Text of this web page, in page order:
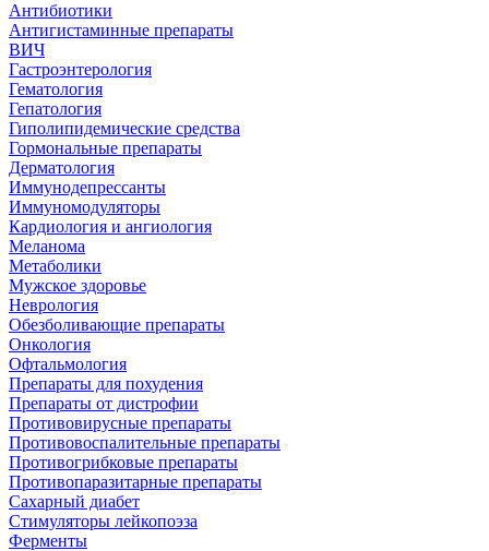
Антибиотики
Антигистаминные препараты
ВИЧ
Гастроэнтерология
Гематология
Гепатология
Гиполипидемические средства
Гормональные препараты
Дерматология
Иммунодепрессанты
Иммуномодуляторы
Кардиология и ангиология
Меланома
Метаболики
Мужское здоровье
Неврология
Обезболивающие препараты
Онкология
Офтальмология
Препараты для похудения
Препараты от дистрофии
Противовирусные препараты
Противовоспалительные препараты
Противогрибковые препараты
Противопаразитарные препараты
Сахарный диабет
Стимуляторы лейкопоэза
Ферменты